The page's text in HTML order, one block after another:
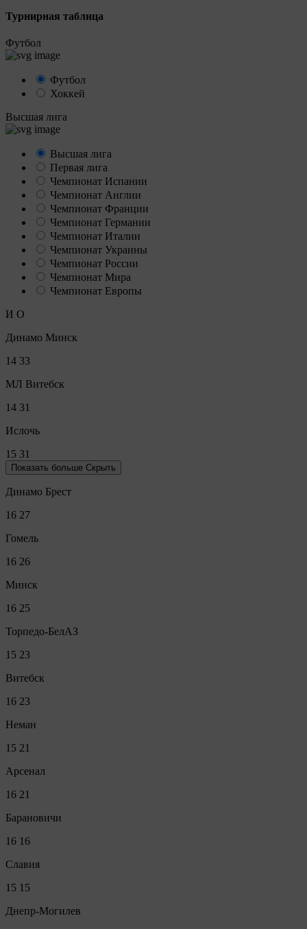
Турнирная таблица
Футбол
Футбол
Хоккей
Высшая лига
Высшая лига
Первая лига
Чемпионат Испании
Чемпионат Англии
Чемпионат Франции
Чемпионат Германии
Чемпионат Италии
Чемпионат Украины
Чемпионат России
Чемпионат Мира
Чемпионат Европы
И О
Динамо Минск
14 33
МЛ Витебск
14 31
Ислочь
15 31
Показать больше Скрыть
Динамо Брест
16 27
Гомель
16 26
Минск
16 25
Торпедо-БелАЗ
15 23
Витебск
16 23
Неман
15 21
Арсенал
16 21
Барановичи
16 16
Славия
15 15
Днепр-Могилев